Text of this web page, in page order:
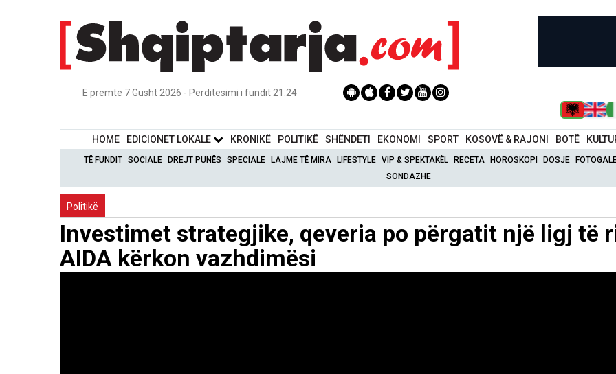
E premte 7 Gusht 2026 - Përditësimi i fundit 21:24
HOME EDICIONET LOKALE KRONIKË POLITIKË SHËNDETI EKONOMI SPORT KOSOVË & RAJONI BOTË
TË FUNDIT SOCIALE DREJT PUNËS SPECIALE LAJME TË MIRA LIFESTYLE VIP & SPEKTAKËL RECETA HOROSKOPI DOSJE
SONDAZHE
Politikë
Investimet strategjike, qeveria po përgatit një ligj të
AIDA kërkon vazhdimësi